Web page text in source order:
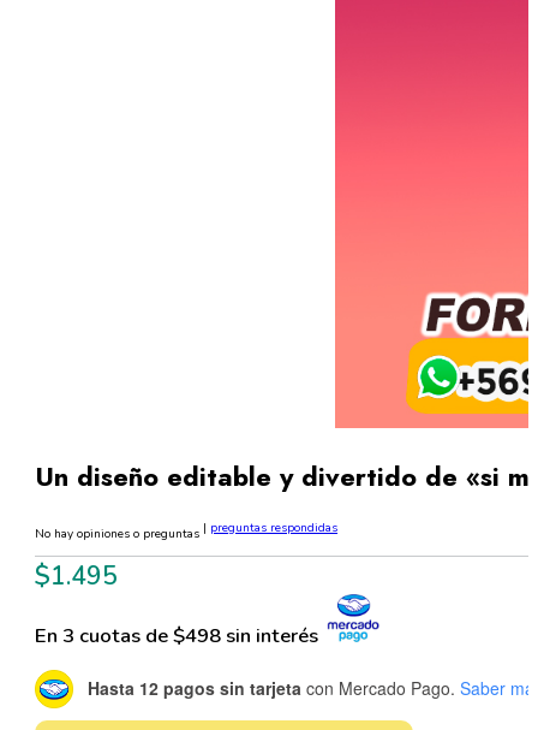
Un diseño editable y divertido de «si
No hay opiniones o preguntas | preguntas respondidas
$1.495
En 3 cuotas de $498 sin interés
Hasta 12 pagos sin tarjeta con Mercado Pago. Saber